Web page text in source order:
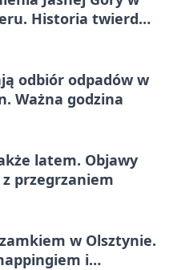
Historia twierdzy
odbiór odpadów w
Ważna godzina
latem. Objawy
przegrzaniem
w Olsztynie.
i